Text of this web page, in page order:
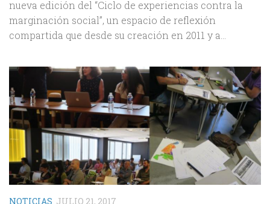
nueva edición del “Ciclo de experiencias contra la
marginación social”, un espacio de reflexión
compartida que desde su creación en 2011 y a...
NOTICIAS JULIO 21, 2017